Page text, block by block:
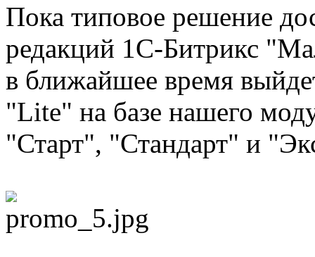
Пока типовое решение
редакций 1С-Битрикс
в ближайшее время
"Lite" на базе нашего
"Старт", "Стандарт" и